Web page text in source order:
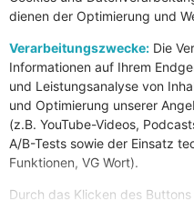
dienen der Optimierung und
Verarbeitungszwecke: Die
Informationen auf Ihrem
und Leistungsanalyse von
und Optimierung unserer
(z.B. YouTube-Videos,
A/B-Tests sowie der Einsatz
Funktionen, VG Wort).
Durch das Klicken des
funktioniert
einwandfrei.“
Gesine B.